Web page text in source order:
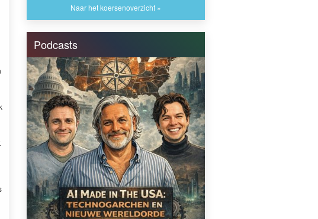
Naar het koersenoverzicht »
Podcasts